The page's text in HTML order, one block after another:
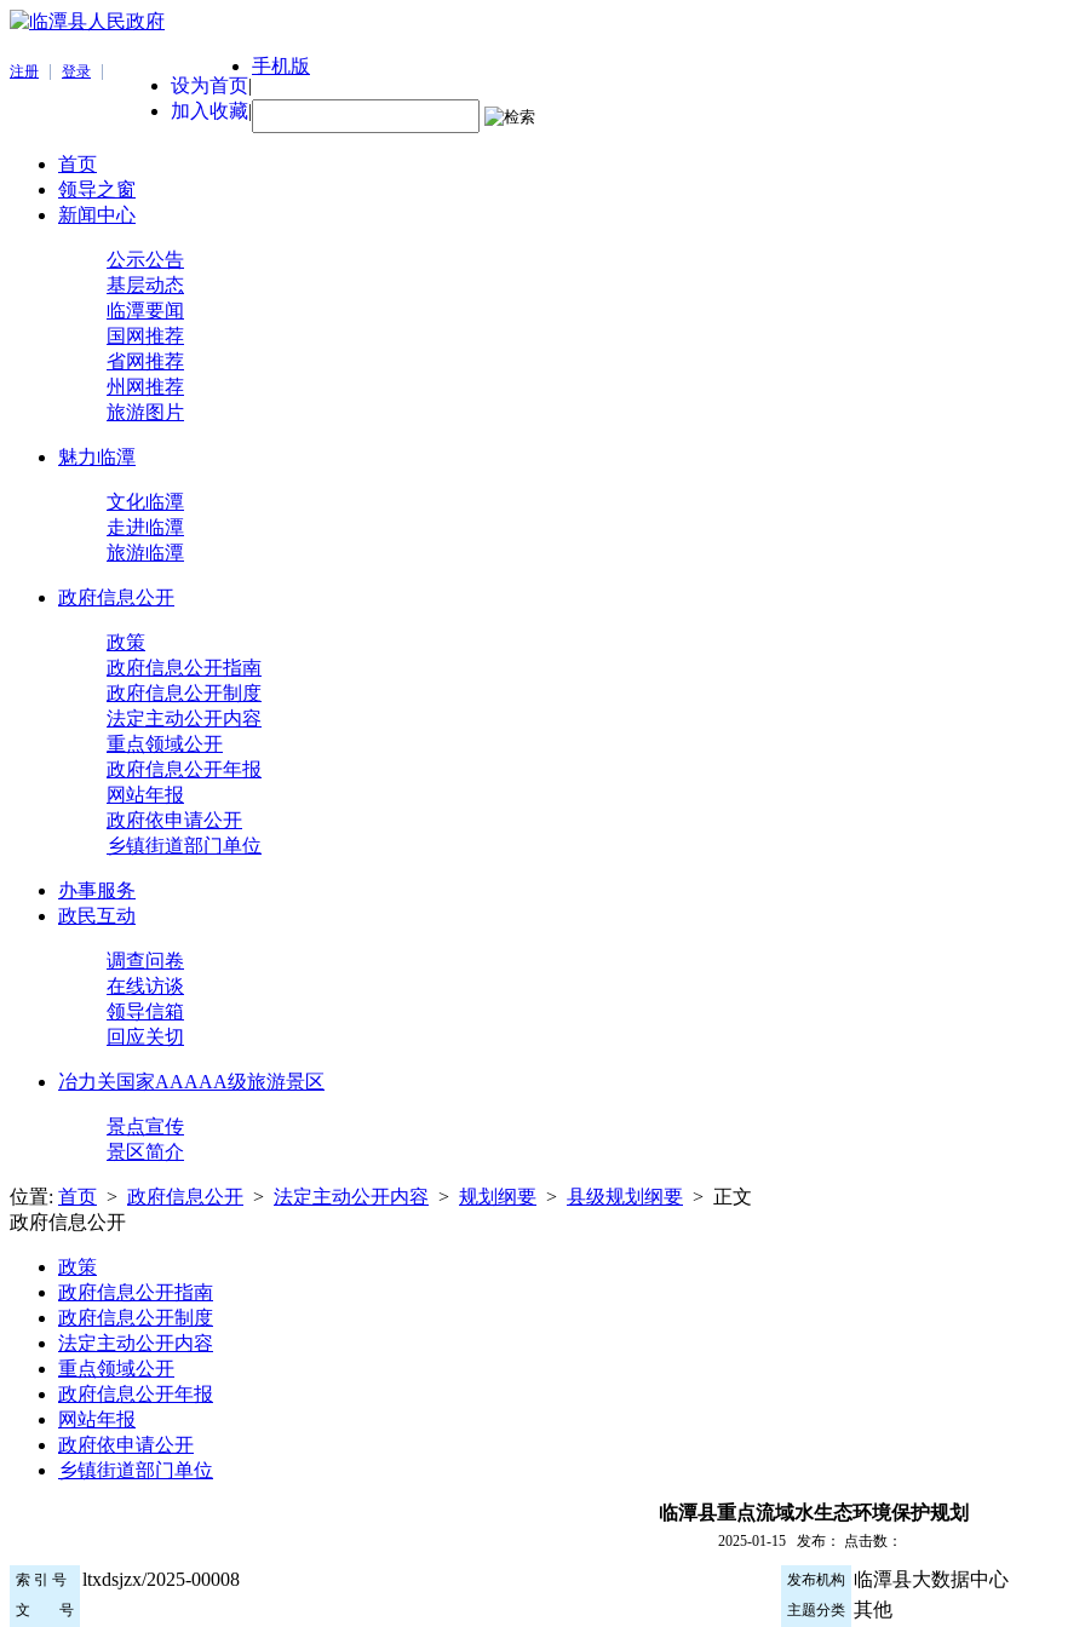
注册 登录
设为首页|
加入收藏|
手机版
首页
领导之窗
新闻中心
公示公告
基层动态
临潭要闻
国网推荐
省网推荐
州网推荐
旅游图片
魅力临潭
文化临潭
走进临潭
旅游临潭
政府信息公开
政策
政府信息公开指南
政府信息公开制度
法定主动公开内容
重点领域公开
政府信息公开年报
网站年报
政府依申请公开
乡镇街道部门单位
办事服务
政民互动
调查问卷
在线访谈
领导信箱
回应关切
冶力关国家AAAAA级旅游景区
景点宣传
景区简介
位置: 首页 > 政府信息公开 > 法定主动公开内容 > 规划纲要 > 县级规划纲要 > 正文
政府信息公开
政策
政府信息公开指南
政府信息公开制度
法定主动公开内容
重点领域公开
政府信息公开年报
网站年报
政府依申请公开
乡镇街道部门单位
临潭县重点流域水生态环境保护规划
2025-01-15 发布： 点击数：
索 引 号 ltxdsjzx/2025-00008 发布机构 临潭县大数据中心
文 号 主题分类 其他